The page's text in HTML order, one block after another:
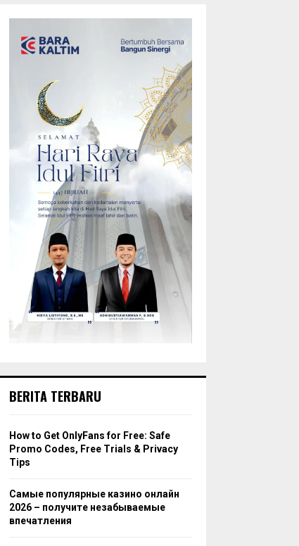
BERITA TERBARU
How to Get OnlyFans for Free: Safe
Promo Codes, Free Trials & Privacy
Tips
Самые популярные казино онлайн
2026 – получите незабываемые
впечатления